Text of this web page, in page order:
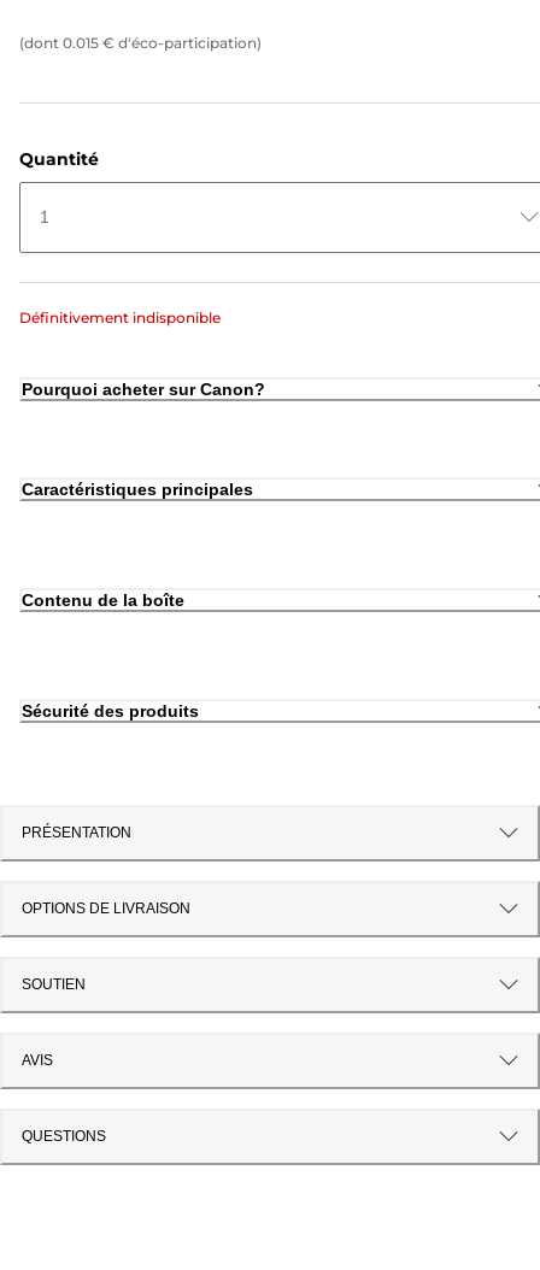
même
page.
(dont 0.015 € d'éco-participation)
Quantité
1
Définitivement indisponible
Pourquoi acheter sur Canon?
Caractéristiques principales
Contenu de la boîte
Sécurité des produits
PRÉSENTATION
OPTIONS DE LIVRAISON
SOUTIEN
AVIS
QUESTIONS